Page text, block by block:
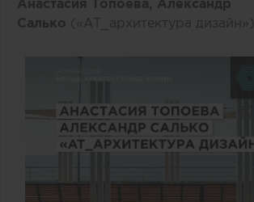
Салько («AT_архитектура дизайн»)